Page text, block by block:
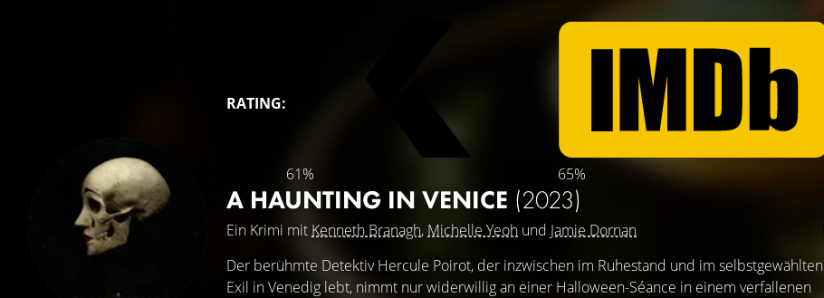
RATING:
61% 65%
A HAUNTING IN VENICE (2023)
Ein Krimi mit Kenneth Branagh, Michelle Yeoh und Jamie Dornan
Der berühmte Detektiv Hercule Poirot, der inzwischen im Ruhestand und im selbstgewählten
Exil in Venedig lebt, nimmt nur widerwillig an einer Halloween-Séance in einem verfallenen